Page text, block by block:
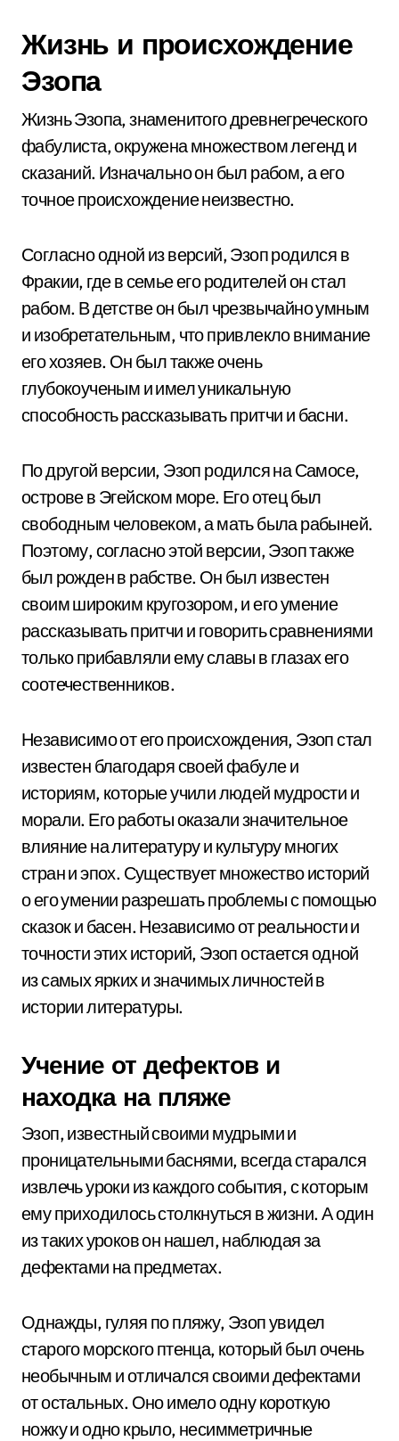
Жизнь и происхождение
Эзопа
Жизнь Эзопа, знаменитого древнегреческого
фабулиста, окружена множеством легенд и
сказаний. Изначально он был рабом, а его
точное происхождение неизвестно.
Согласно одной из версий, Эзоп родился в
Фракии, где в семье его родителей он стал
рабом. В детстве он был чрезвычайно умным
и изобретательным, что привлекло внимание
его хозяев. Он был также очень
глубокоученым и имел уникальную
способность рассказывать притчи и басни.
По другой версии, Эзоп родился на Самосе,
острове в Эгейском море. Его отец был
свободным человеком, а мать была рабыней.
Поэтому, согласно этой версии, Эзоп также
был рожден в рабстве. Он был известен
своим широким кругозором, и его умение
рассказывать притчи и говорить сравнениями
только прибавляли ему славы в глазах его
соотечественников.
Независимо от его происхождения, Эзоп стал
известен благодаря своей фабуле и
историям, которые учили людей мудрости и
морали. Его работы оказали значительное
влияние на литературу и культуру многих
стран и эпох. Существует множество историй
о его умении разрешать проблемы с помощью
сказок и басен. Независимо от реальности и
точности этих историй, Эзоп остается одной
из самых ярких и значимых личностей в
истории литературы.
Учение от дефектов и
находка на пляже
Эзоп, известный своими мудрыми и
проницательными баснями, всегда старался
извлечь уроки из каждого события, с которым
ему приходилось столкнуться в жизни. А один
из таких уроков он нашел, наблюдая за
дефектами на предметах.
Однажды, гуляя по пляжу, Эзоп увидел
старого морского птенца, который был очень
необычным и отличался своими дефектами
от остальных. Оно имело одну короткую
ножку и одно крыло, несимметричные